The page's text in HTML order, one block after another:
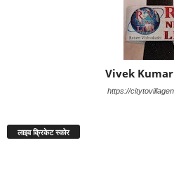
Vivek
https://
लाइव क्रिकेट स्कोर